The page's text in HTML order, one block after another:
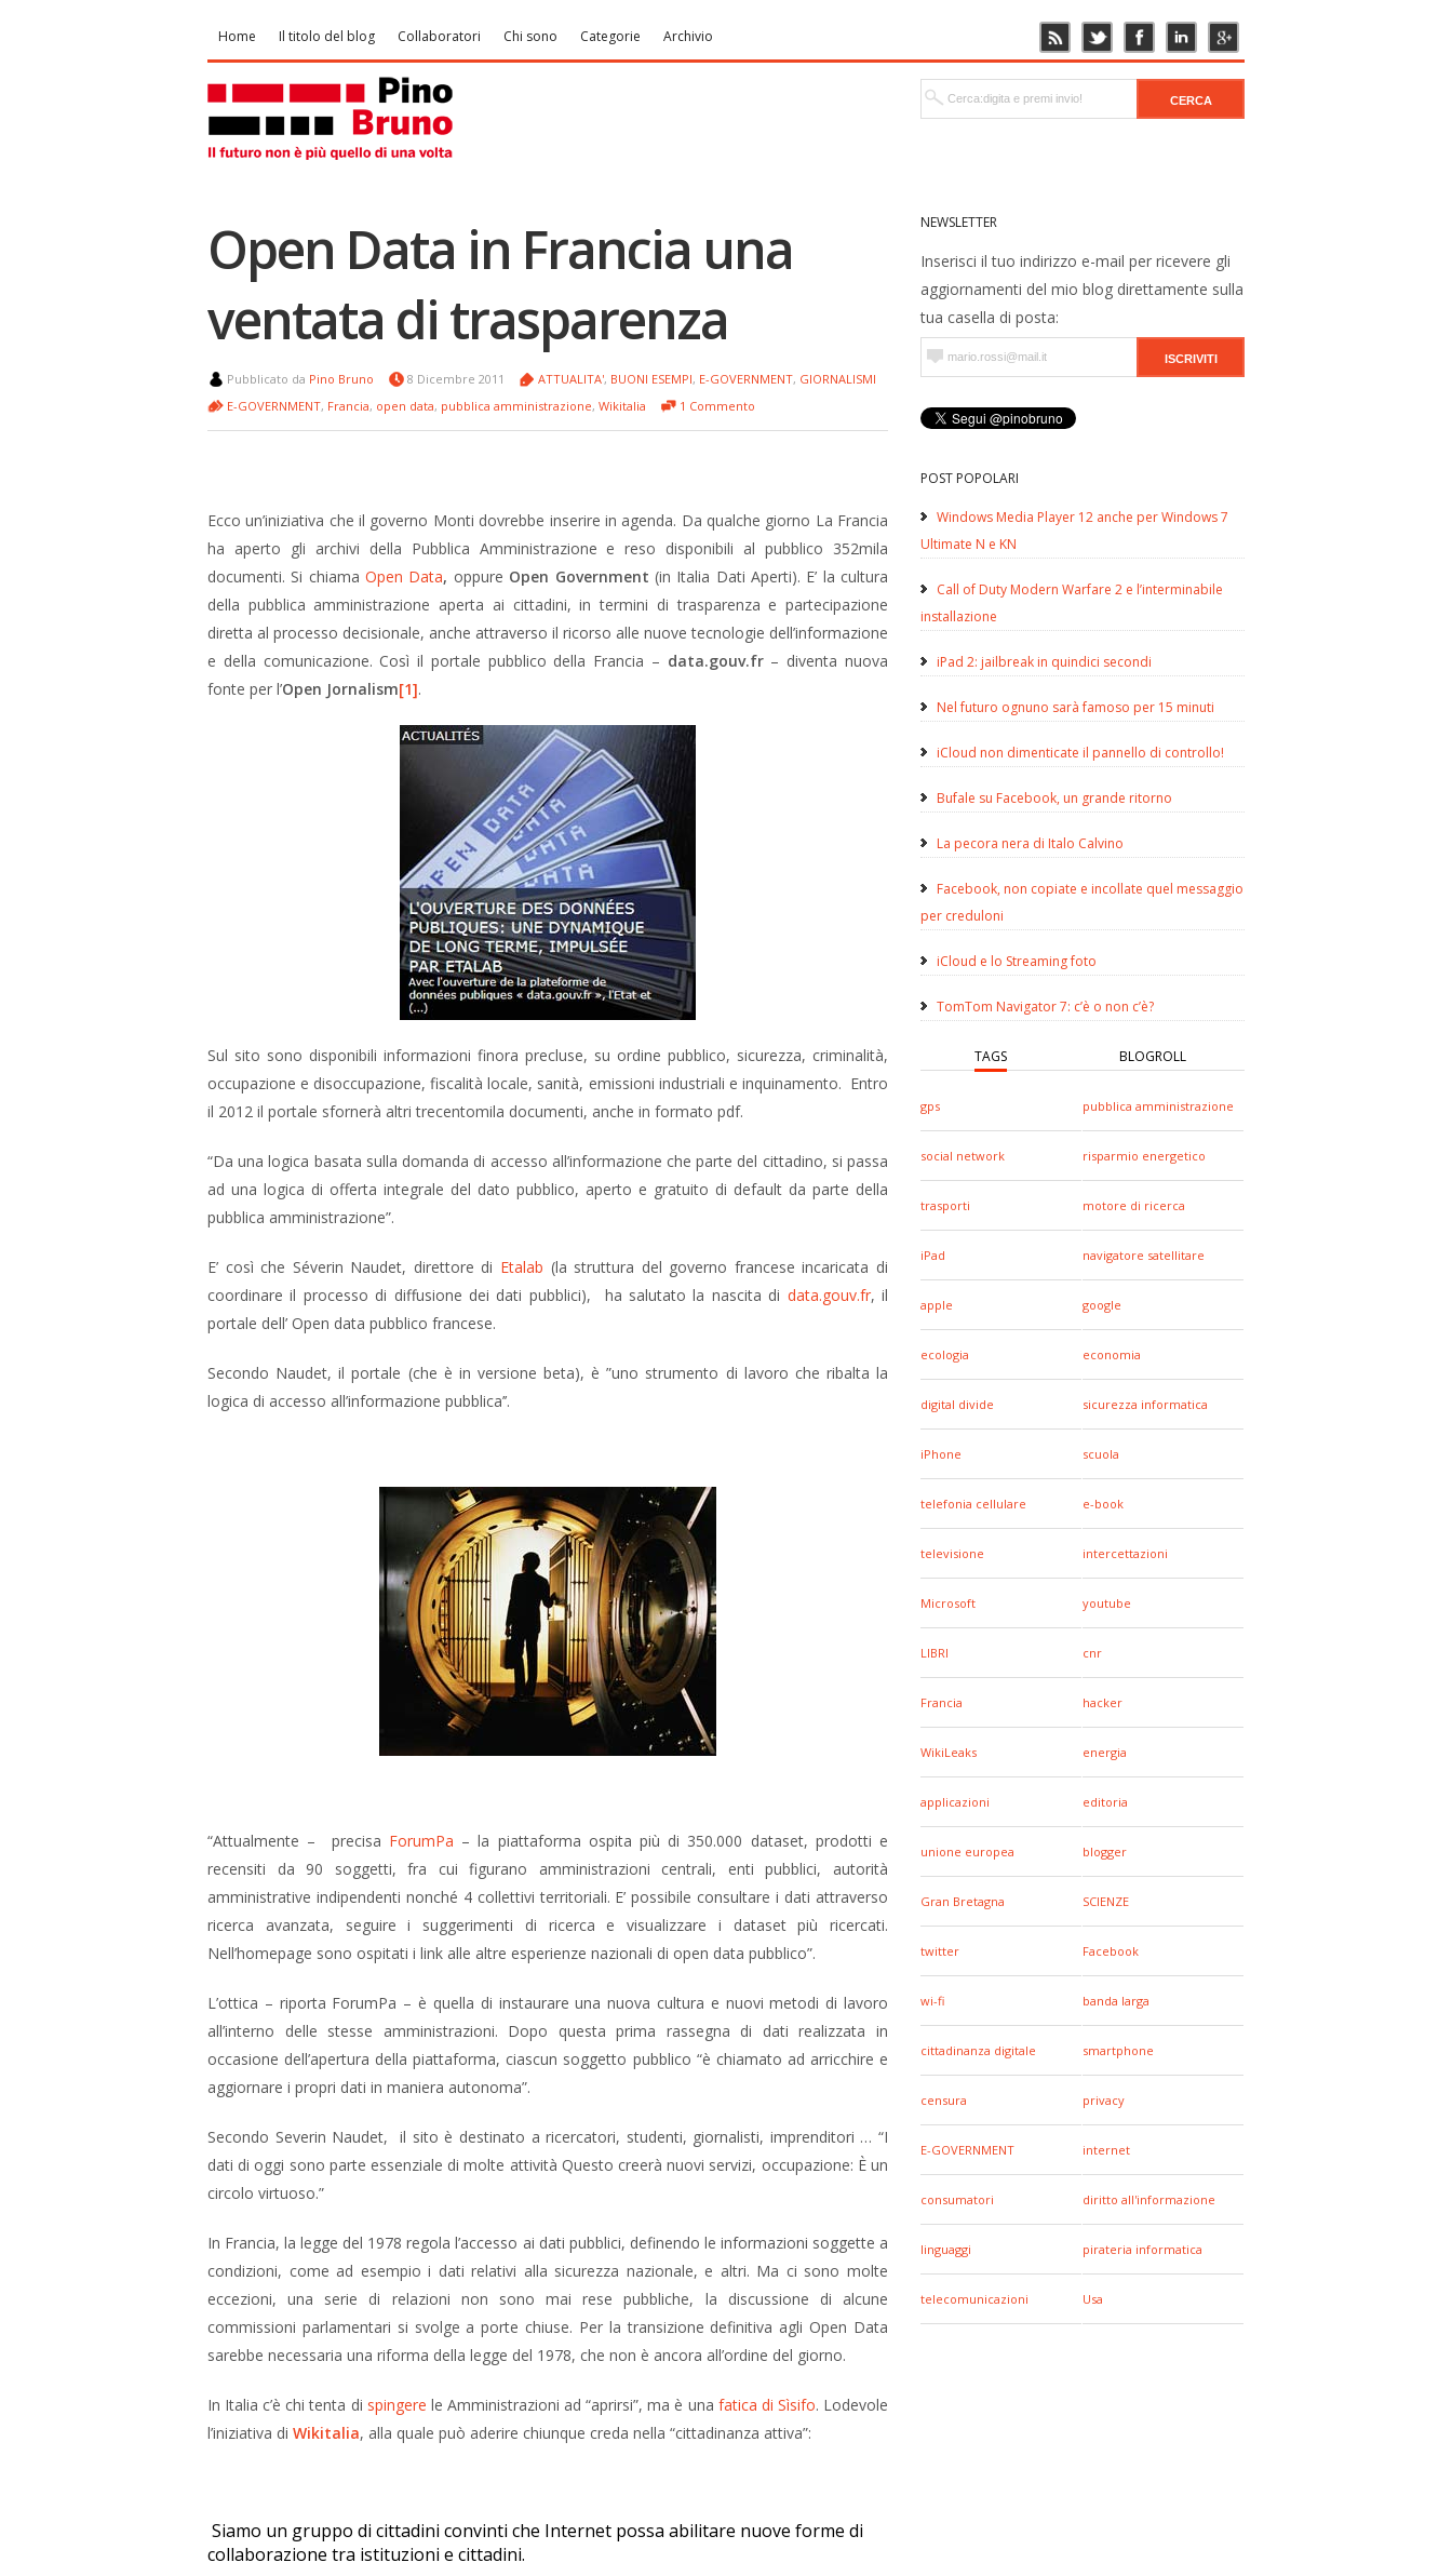
Home Il titolo del blog Collaboratori Chi sono Categorie Archivio
NEWSLETTER
Inserisci il tuo indirizzo e-mail per ricevere gli
aggiornamenti del mio blog direttamente sulla
tua casella di posta:
POST POPOLARI
Windows Media Player 12 anche per Windows 7
Ultimate N e KN
Call of Duty Modern Warfare 2 e l’interminabile
installazione
iPad 2: jailbreak in quindici secondi
Nel futuro ognuno sarà famoso per 15 minuti
iCloud non dimenticate il pannello di controllo!
Bufale su Facebook, un grande ritorno
La pecora nera di Italo Calvino
Facebook, non copiate e incollate quel messaggio
per creduloni
iCloud e lo Streaming foto
TomTom Navigator 7: c’è o non c’è?
TAGS BLOGROLL
gps pubblica amministrazione
social network risparmio energetico
trasporti motore di ricerca
iPad navigatore satellitare
apple google
ecologia economia
digital divide sicurezza informatica
iPhone scuola
telefonia cellulare e-book
televisione intercettazioni
Microsoft youtube
LIBRI cnr
Francia hacker
WikiLeaks energia
applicazioni editoria
unione europea blogger
Gran Bretagna SCIENZE
twitter Facebook
wi-fi banda larga
cittadinanza digitale smartphone
censura privacy
E-GOVERNMENT internet
consumatori diritto all'informazione
linguaggi pirateria informatica
telecomunicazioni Usa
Open Data in Francia una
ventata di trasparenza
Pubblicato da Pino Bruno 8 Dicembre 2011 ATTUALITA', BUONI ESEMPI, E-GOVERNMENT, GIORNALISMI
E-GOVERNMENT, Francia, open data, pubblica amministrazione, Wikitalia 1 Commento
Ecco un’iniziativa che il governo Monti dovrebbe inserire in agenda. Da qualche giorno La Francia
ha aperto gli archivi della Pubblica Amministrazione e reso disponibili al pubblico 352mila
documenti. Si chiamaOpen Data, oppure Open Government (in Italia Dati Aperti). E’ la cultura
della pubblica amministrazione aperta ai cittadini, in termini di trasparenza e partecipazione
diretta al processo decisionale, anche attraverso il ricorso alle nuove tecnologie dell’informazione
e della comunicazione. Così il portale pubblico della Francia – data.gouv.fr– diventa nuova
fonte per l’Open Jornalism[1].
Sul sito sono disponibili informazioni finora precluse, su ordine pubblico, sicurezza, criminalità,
occupazione e disoccupazione, fiscalità locale, sanità, emissioni industriali e inquinamento. Entro
il 2012 il portale sfornerà altri trecentomila documenti, anche in formato pdf.
“Da una logica basata sulla domanda di accesso all’informazione che parte del cittadino, si passa
ad una logica di offerta integrale del dato pubblico, aperto e gratuito di default da parte della
pubblica amministrazione”.
E’ così che Séverin Naudet, direttore di Etalab (la struttura del governo francese incaricata di
coordinare il processo di diffusione dei dati pubblici), ha salutato la nascita di data.gouv.fr, il
portale dell’ Open data pubblico francese.
Secondo Naudet, il portale (che è in versione beta), è ”uno strumento di lavoro che ribalta la
logica di accesso all’informazione pubblica’’.
“Attualmente – precisa ForumPa – la piattaforma ospita più di 350.000 dataset, prodotti e
recensiti da 90 soggetti, fra cui figurano amministrazioni centrali, enti pubblici, autorità
amministrative indipendenti nonché 4 collettivi territoriali. E’ possibile consultare i dati attraverso
ricerca avanzata, seguire i suggerimenti di ricerca e visualizzare i dataset più ricercati.
Nell’homepage sono ospitati i link alle altre esperienze nazionali di open data pubblico”.
L’ottica – riporta ForumPa – è quella di instaurare una nuova cultura e nuovi metodi di lavoro
all’interno delle stesse amministrazioni. Dopo questa prima rassegna di dati realizzata in
occasione dell’apertura della piattaforma, ciascun soggetto pubblico “è chiamato ad arricchire e
aggiornare i propri dati in maniera autonoma”.
Secondo Severin Naudet, il sito è destinato a ricercatori, studenti, giornalisti, imprenditori … “I
dati di oggi sono parte essenziale di molte attività Questo creerà nuovi servizi, occupazione: È un
circolo virtuoso.”
In Francia, la legge del 1978 regola l’accesso ai dati pubblici, definendo le informazioni soggette a
condizioni, come ad esempio i dati relativi alla sicurezza nazionale, e altri. Ma ci sono molte
eccezioni, una serie di relazioni non sono mai rese pubbliche, la discussione di alcune
commissioni parlamentari si svolge a porte chiuse. Per la transizione definitiva agli Open Data
sarebbe necessaria una riforma della legge del 1978, che non è ancora all’ordine del giorno.
In Italia c’è chi tenta di spingere le Amministrazioni ad “aprirsi”, ma è una fatica di Sìsifo. Lodevole
l’iniziativa di Wikitalia, alla quale può aderire chiunque creda nella “cittadinanza attiva”:
Siamo un gruppo di cittadini convinti che Internet possa abilitare nuove forme di
collaborazione tra istituzioni e cittadini.